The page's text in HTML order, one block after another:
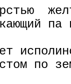
па
по